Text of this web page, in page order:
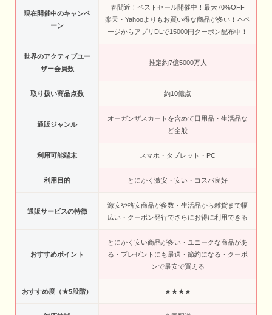
現在開催中のキャンペ
ーン
春間近！ベストセール開催中！最大70%OFF
楽天・Yahooよりもお買い得な商品が多い！本ペ
ージからアプリDLで15000円クーポン配布中！
世界のアクティブユー
ザー会員数
推定約7億5000万人
取り扱い商品点数 約10億点
通販ジャンル
オーガンザスカートを含めて日用品・生活品な
ど全般
利用可能端末 スマホ・タブレット・PC
利用目的 とにかく激安・安い・コスパ良好
通販サービスの特徴
激安や格安商品が多数・生活品から雑貨まで幅
広い・クーポン発行でさらにお得に利用できる
おすすめポイント
とにかく安い商品が多い・ユニークな商品があ
る・プレゼントにも最適・節約になる・クーポ
ンで最安で買える
おすすめ度（★5段階） ★★★★